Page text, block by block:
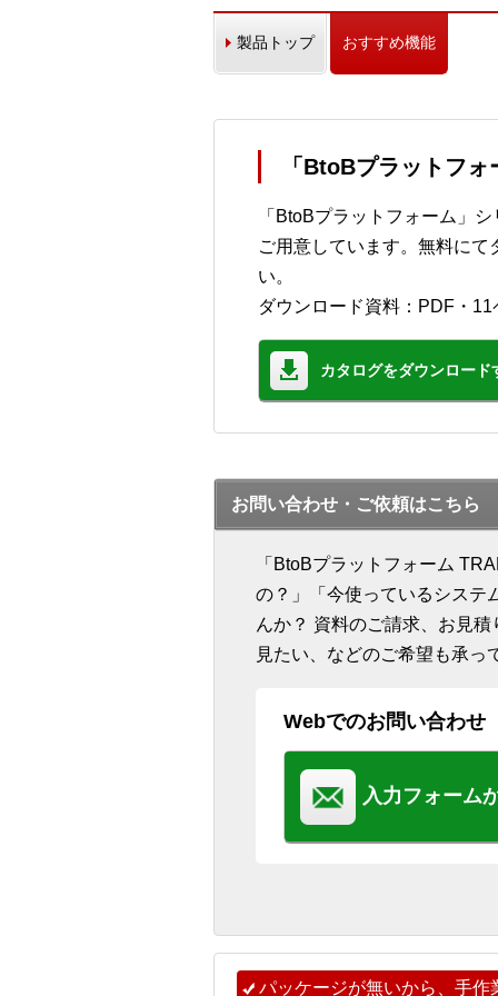
製品トップ おすすめ機能
「BtoBプラットフ
「BtoBプラットフォーム」
ご用意しています。無料に
い。
ダウンロード資料：PDF・11
カタログをダウンロード
お問い合わせ・ご依頼はこちら
「BtoBプラットフォーム
の？」「今使っているシステ
んか？ 資料のご請求、お見
見たい、などのご希望も承っ
Webでのお問い合わせ
入力フォーム
パッケージが無いから、手作